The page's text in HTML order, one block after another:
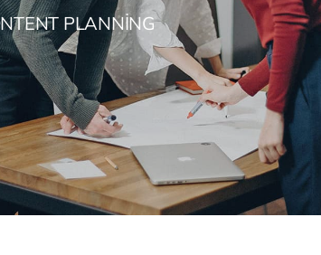
PLANNING